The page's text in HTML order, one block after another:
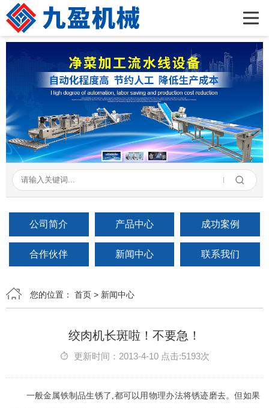
公司简介
产品展示
新闻资讯
成功案例
在线留言
联系我们
公司简介 产品中心 成功案例
合作伙伴 新闻中心 联系我们
您的位置： 首页 > 新闻中心
绞肉机长斑啦！不要急！
更新时间：2013-4-10 点击:5193次
一般金属铁制品生锈了,都可以用物理办法将锈迹磨去。但如果